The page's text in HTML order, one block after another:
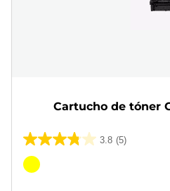
Cartucho de tóner
3.8 (5)
3.8
de
Cartucho